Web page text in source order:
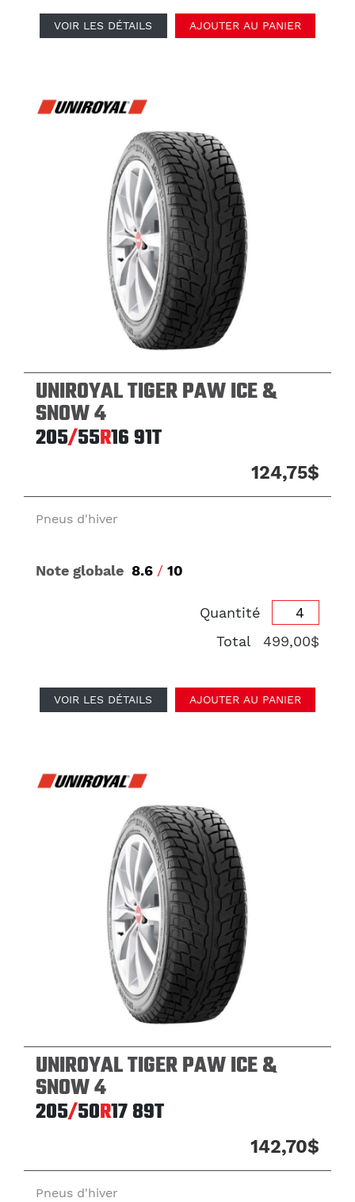
VOIR LES DÉTAILS AJOUTER AU PANIER
UNIROYAL TIGER PAW ICE &
SNOW 4
205/55R1691T
124,75$
Pneus d'hiver
Note globale 8.6 / 10
Quantité
Total
499,00$
VOIR LES DÉTAILS AJOUTER AU PANIER
UNIROYAL TIGER PAW ICE &
SNOW 4
205/50R1789T
142,70$
Pneus d'hiver